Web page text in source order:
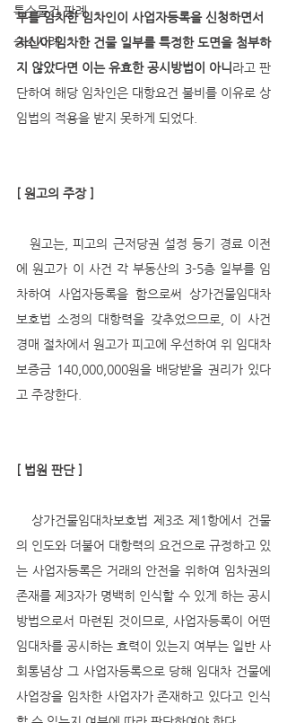
특수물건 판례
승소사례
부를 임차한 임차인이 사업자등록을 신청하면서
자신이 임차한 건물 일부를 특정한 도면을 첨부하
지 않았다면 이는 유효한 공시방법이 아니 라고 판
단하여 해당 임차인은 대항요건 불비를 이유로 상
임법의 적용을 받지 못하게 되었다.
[ 원고의 주장 ]
   원고는, 피고의 근저당권 설정 등기 경료 이전
에 원고가 이 사건 각 부동산의 3-5층 일부를 임
차하여 사업자등록을 함으로써 상가건물임대차
보호법 소정의 대항력을 갖추었으므로, 이 사건
경매 절차에서 원고가 피고에 우선하여 위 임대차
보증금 140,000,000원을 배당받을 권리가 있다
고 주장한다.
[ 법원 판단 ]
의 인도와 더불어 대항력의 요건으로 규정하고 있
는 사업자등록은 거래의 안전을 위하여 임차권의
존재를 제3자가 명백히 인식할 수 있게 하는 공시
방법으로서 마련된 것이므로, 사업자등록이 어떤
임대차를 공시하는 효력이 있는지 여부는 일반 사
회통념상 그 사업자등록으로 당해 임대차 건물에
사업장을 임차한 사업자가 존재하고 있다고 인식